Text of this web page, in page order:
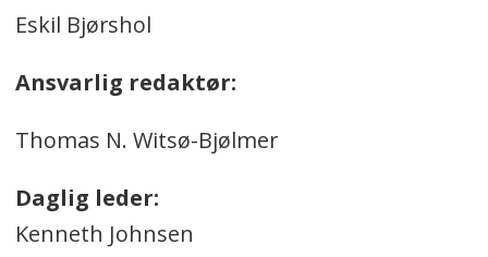
Eskil Bjørshol
Ansvarlig redaktør:
Thomas N. Witsø-Bjølmer
Daglig leder:
Kenneth Johnsen